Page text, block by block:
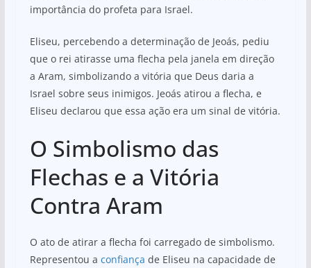
importância do profeta para Israel.
Eliseu, percebendo a determinação de Jeoás, pediu
que o rei atirasse uma flecha pela janela em direção
a Aram, simbolizando a vitória que Deus daria a
Israel sobre seus inimigos. Jeoás atirou a flecha, e
Eliseu declarou que essa ação era um sinal de vitória.
O Simbolismo das
Flechas e a Vitória
Contra Aram
O ato de atirar a flecha foi carregado de simbolismo.
Representou a confiança de Eliseu na capacidade de